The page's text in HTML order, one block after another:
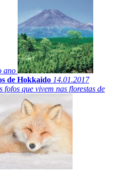
ano
de Hokkaido 14.01.2017
que vivem nas florestas de